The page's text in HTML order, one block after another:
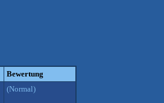
Bewertung
(Normal)